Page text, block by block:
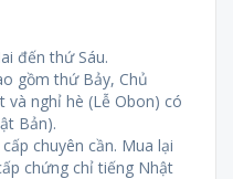
đến thứ Sáu.
gồm thứ Bảy, Chủ
và nghỉ hè (Lễ Obon) có
Bản).
chuyên cần. Mua lại
chứng chỉ tiếng Nhật